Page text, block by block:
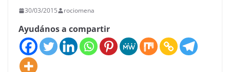
30/03/2015 rociomena
Ayudános a compartir